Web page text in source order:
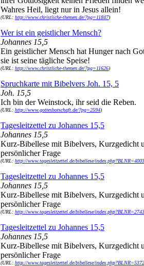
Wahres Heil, liegt nur in Jesus allein!
(URL: http://www.christliche-themen.de/?pg=11847)
Wer ist ein geistlicher Mensch?
Johannes 15,5
Ein geistlicher Mensch hat Hunger nach
sie ist seine tägliche Speise!
(URL: http://www.christliche-themen.de/?pg=11626)
Spruchkarte mit Bibelvers Joh. 15, 5
Joh. 15,5
Ich bin der Weinstock, ihr seid die Reben.
(URL: http://www.gottesbotschaft.de/?pg=2594)
Tagesleitzettel zu Johannes 15,5
Johannes 15,5
Kurz-Bibellese mit Bibelvers, Kurzgedicht
persönlicher Frage
(URL: http://www.tagesleitzettel.de/bibellese/
Tagesleitzettel zu Johannes 15,5
Johannes 15,5
Kurz-Bibellese mit Bibelvers, Kurzgedicht
persönlicher Frage
(URL: http://www.tagesleitzettel.de/bibellese/index.php?BLNR=2743
Tagesleitzettel zu Johannes 15,5
Johannes 15,5
Kurz-Bibellese mit Bibelvers, Kurzgedicht
persönlicher Frage
(URL: http://www.tagesleitzettel.de/bibellese/index.php?BLNR=5372